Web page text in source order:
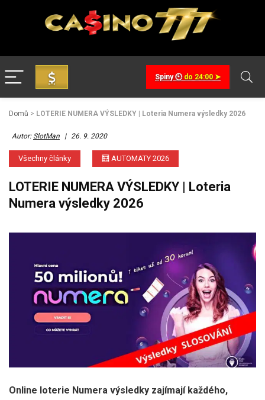
Spiny 🕙do 24:00 ➤
Domů > LOTERIE NUMERA VÝSLEDKY | Loteria Numera výsledky 2026
Autor: SlotMan | 26. 9. 2020
Všechny články 🧮 AUTOMATY 2026
LOTERIE NUMERA VÝSLEDKY | Loteria
Numera výsledky 2026
Online loterie Numera výsledky zajímají každého,